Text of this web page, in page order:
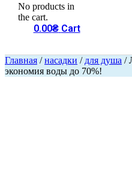
No products in
the cart.
0.00₴ Cart
Главная /насадки / для душа /
экономия воды до 70%!